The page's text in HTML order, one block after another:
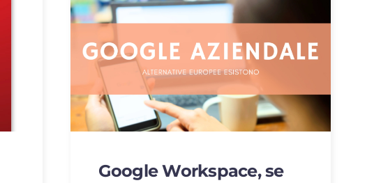
Google Workspace, se